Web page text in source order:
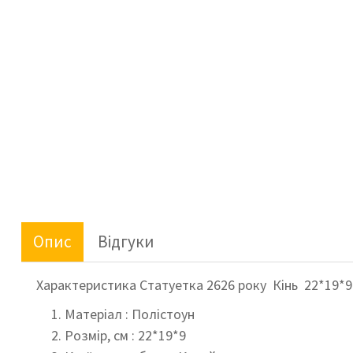
Опис Відгуки
Характеристика Статуетка 2626 року Кінь
Матеріал : Полістоун
Розмір, см : 22*19*9